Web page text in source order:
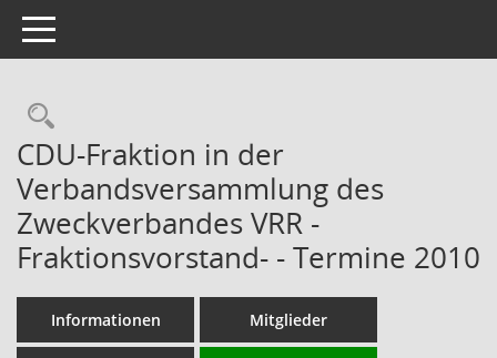
Toggle navigation
Rechercheauswahl
CDU-Fraktion in der
Verbandsversammlung des
Zweckverbandes VRR -
Fraktionsvorstand- - Termine 2010
Informationen Mitglieder